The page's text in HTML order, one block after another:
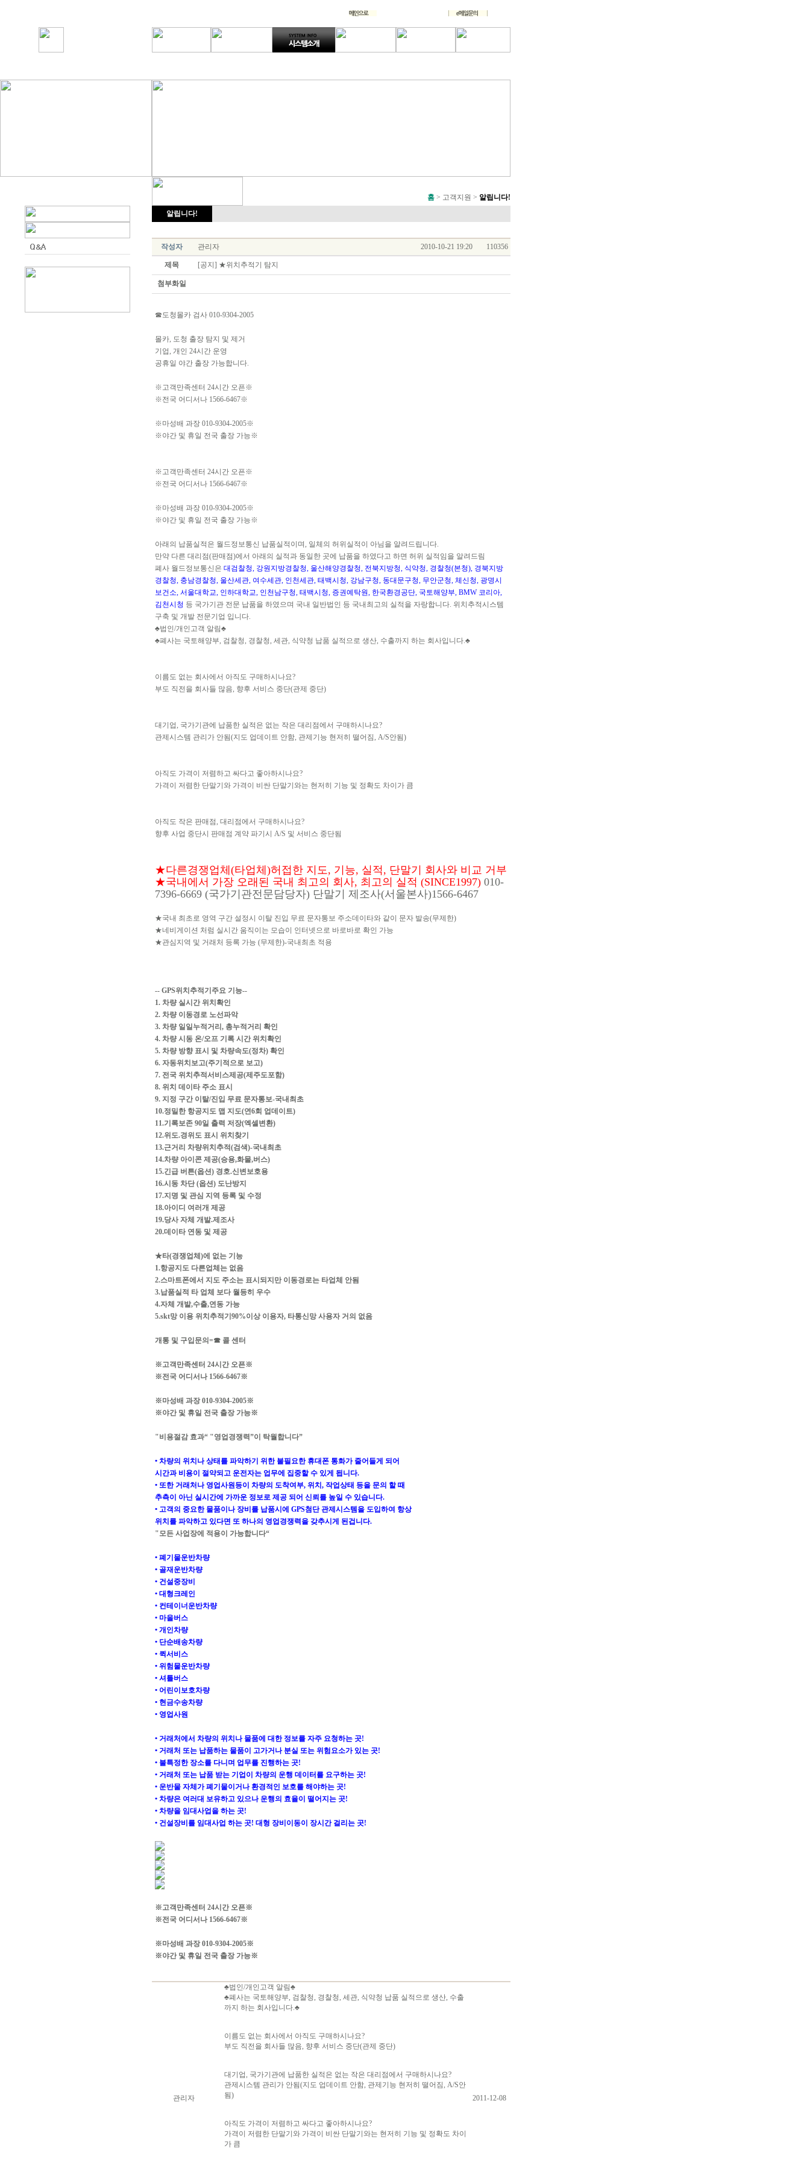
홈 > 고객지원 > 알립니다!
알립니다!
작성자 관리자 2010-10-21 19:20 110356
제목 [공지] ★위치추적기 탐지
첨부화일
☎도청몰카 검사 010-9304-2005
몰카, 도청 출장 탐지 및 제거
기업, 개인 24시간 운영
공휴일 야간 출장 가능합니다.
※고객만족센터 24시간 오픈※
※전국 어디서나 1566-6467※
※마성배 과장 010-9304-2005※
※야간 및 휴일 전국 출장 가능※
※고객만족센터 24시간 오픈※
※전국 어디서나 1566-6467※
※마성배 과장 010-9304-2005※
※야간 및 휴일 전국 출장 가능※
아래의 납품실적은 월드정보통신 납품실적이며, 일체의 허위실적이 아님을 알려드립니다.
만약 다른 대리점(판매점)에서 아래의 실적과 동일한 곳에 납품을 하였다고 하면 허위 실적임을 알려드림
폐사 월드정보통신은 대검찰청, 강원지방경찰청, 울산해양경찰청, 전북지방청, 식약청, 경찰청(본청), 경북지방
경찰청, 충남경찰청, 울산세관, 여수세관, 인천세관, 태백시청, 강남구청, 동대문구청, 무안군청, 체신청, 광명시
보건소, 서울대학교, 인하대학교, 인천남구청, 태백시청, 증권예탁원, 한국환경공단, 국토해양부, BMW 코리아,
김천시청 등 국가기관 전문 납품을 하였으며 국내 일반법인 등 국내최고의 실적을 자랑합니다. 위치추적시스템
구축 및 개발 전문기업 입니다.
♣법인/개인고객 알림♣
♣폐사는 국토해양부, 검찰청, 경찰청, 세관, 식약청 납품 실적으로 생산, 수출까지 하는 회사입니다.♣
이름도 없는 회사에서 아직도 구매하시나요?
부도 직전을 회사들 많음, 향후 서비스 중단(관제 중단)
대기업, 국가기관에 납품한 실적은 없는 작은 대리점에서 구매하시나요?
관제시스템 관리가 안됨(지도 업데이트 안함, 관제기능 현저히 떨어짐, A/S안됨)
아직도 가격이 저렴하고 싸다고 좋아하시나요?
가격이 저렴한 단말기와 가격이 비싼 단말기와는 현저히 기능 및 정확도 차이가 큼
아직도 작은 판매점, 대리점에서 구매하시나요?
향후 사업 중단시 판매점 계약 파기시 A/S 및 서비스 중단됨
★다른경쟁업체(타업체)허접한 지도, 기능, 실적, 단말기 회사와 비교 거부
★국내에서 가장 오래된 국내 최고의 회사, 최고의 실적 (SINCE1997) 010-
7396-6669 (국가기관전문담당자) 단말기 제조사(서울본사)1566-6467
★국내 최초로 영역 구간 설정시 이탈 진입 무료 문자통보 주소데이타와 같이 문자 발송(무제한)
★네비게이션 처럼 실시간 움직이는 모습이 인터넷으로 바로바로 확인 가능
★관심지역 및 거래처 등록 가능 (무제한)-국내최초 적용
-- GPS위치추적기주요 기능--
1. 차량 실시간 위치확인
2. 차량 이동경로 노선파악
3. 차량 일일누적거리, 총누적거리 확인
4. 차량 시동 온/오프 기록 시간 위치확인
5. 차량 방향 표시 및 차량속도(정차) 확인
6. 자동위치보고(주기적으로 보고)
7. 전국 위치추적서비스제공(제주도포함)
8. 위치 데이타 주소 표시
9. 지정 구간 이탈/진입 무료 문자통보-국내최초
10.정밀한 항공지도 맵 지도(연6회 업데이트)
11.기록보존 90일 출력 저장(엑셀변환)
12.위도.경위도 표시 위치찾기
13.근거리 차량위치추적(검색)-국내최초
14.차량 아이콘 제공(승용,화물,버스)
15.긴급 버튼(옵션) 경호.신변보호용
16.시동 차단 (옵션) 도난방지
17.지명 및 관심 지역 등록 및 수정
18.아이디 여러개 제공
19.당사 자체 개발.제조사
20.데이타 연동 및 제공
★타(경쟁업체)에 없는 기능
1.항공지도 다른업체는 없음
2.스마트폰에서 지도 주소는 표시되지만 이동경로는 타업체 안됨
3.납품실적 타 업체 보다 월등히 우수
4.자체 개발,수출,연동 가능
5.skt망 이용 위치추적기90%이상 이용자, 타통신망 사용자 거의 없음
개통 및 구입문의=☎ 콜 센터
※고객만족센터 24시간 오픈※
※전국 어디서나 1566-6467※
※마성배 과장 010-9304-2005※
※야간 및 휴일 전국 출장 가능※
"비용절감 효과“ "영업경쟁력”이 탁월합니다”
• 차량의 위치나 상태를 파악하기 위한 불필요한 휴대폰 통화가 줄어들게 되어
시간과 비용이 절약되고 운전자는 업무에 집중할 수 있게 됩니다.
• 또한 거래처나 영업사원등이 차량의 도착여부, 위치, 작업상태 등을 문의 할 때
추측이 아닌 실시간에 가까운 정보로 제공 되어 신뢰를 높일 수 있습니다.
• 고객의 중요한 물품이나 장비를 납품시에 GPS첨단 관제시스템을 도입하여 항상
위치를 파악하고 있다면 또 하나의 영업경쟁력을 갖추시게 된겁니다.
"모든 사업장에 적용이 가능합니다“
• 폐기물운반차량
• 골재운반차량
• 건설중장비
• 대형크레인
• 컨테이너운반차량
• 마을버스
• 개인차량
• 단순배송차량
• 퀵서비스
• 위험물운반차량
• 셔틀버스
• 어린이보호차량
• 현금수송차량
• 영업사원
• 거래처에서 차량의 위치나 물품에 대한 정보를 자주 요청하는 곳!
• 거래처 또는 납품하는 물품이 고가거나 분실 또는 위험요소가 있는 곳!
• 불특정한 장소를 다니며 업무를 진행하는 곳!
• 거래처 또는 납품 받는 기업이 차량의 운행 데이터를 요구하는 곳!
• 운반물 자체가 폐기물이거나 환경적인 보호를 해야하는 곳!
• 차량은 여러대 보유하고 있으나 운행의 효율이 떨어지는 곳!
• 차량을 임대사업을 하는 곳!
• 건설장비를 임대사업 하는 곳! 대형 장비이동이 장시간 걸리는 곳!
※고객만족센터 24시간 오픈※
※전국 어디서나 1566-6467※
※마성배 과장 010-9304-2005※
※야간 및 휴일 전국 출장 가능※
관리자
♣법인/개인고객 알림♣
♣폐사는 국토해양부, 검찰청, 경찰청, 세관, 식약청 납품 실적으로 생산, 수출
까지 하는 회사입니다.♣
이름도 없는 회사에서 아직도 구매하시나요?
부도 직전을 회사들 많음, 향후 서비스 중단(관제 중단)
대기업, 국가기관에 납품한 실적은 없는 작은 대리점에서 구매하시나요?
관제시스템 관리가 안됨(지도 업데이트 안함, 관제기능 현저히 떨어짐, A/S안
됨)
아직도 가격이 저렴하고 싸다고 좋아하시나요?
가격이 저렴한 단말기와 가격이 비싼 단말기와는 현저히 기능 및 정확도 차이
가 큼
2011-12-08